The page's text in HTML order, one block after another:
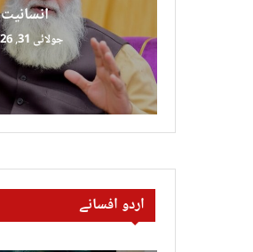
انسانیت
جولائی 31, 2026
اردو افسانے